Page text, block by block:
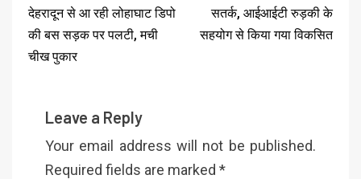
देहरादून से आ रही लोहाघाट डिपो
की बस सड़क पर पलटी, मची
चीख पुकार
सतर्क, आईआईटी रुड़की के
सहयोग से किया गया विकसित
Leave a Reply
Your email address will not be published.
Required fields are marked *